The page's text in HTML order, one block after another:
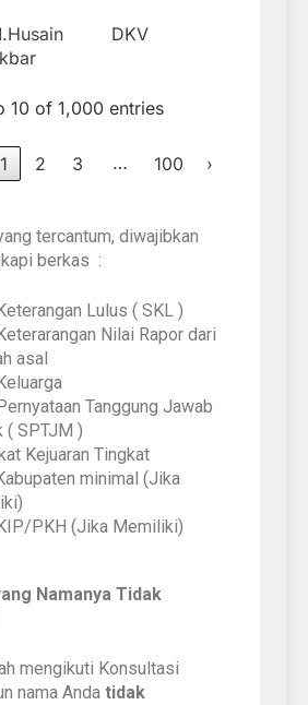
DKV
10 of 1,000 entries
1 2 3 … 100 ›
tercantum, diwajibkan
berkas :
Lulus ( SKL )
Nilai Rapor dari
asal
Tanggung Jawab
( SPTJM )
Kejuaran Tingkat
minimal (Jika
PKH (Jika Memiliki)
Namanya Tidak
mengikuti Konsultasi
nama Anda tidak